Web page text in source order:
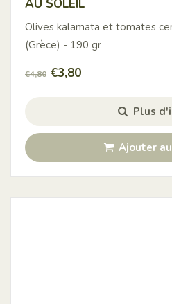
AU SOLEIL
Olives kalamata et tomates
(Grèce) - 190 gr
€4,80 Le
€3,80Le
€3,80.
Plus
Ajouter